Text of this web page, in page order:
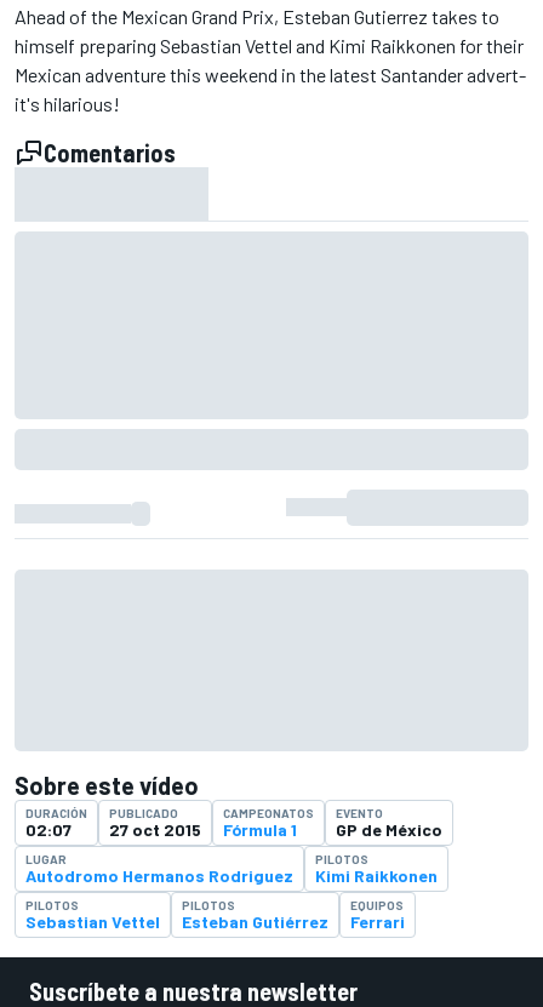
Ahead of the Mexican Grand Prix, Esteban Gutierrez takes to
himself preparing Sebastian Vettel and Kimi Raikkonen for their
Mexican adventure this weekend in the latest Santander advert-
it's hilarious!
Comentarios
Sobre este vídeo
DURACIÓN
02:07
PUBLICADO
27 oct 2015
CAMPEONATOS
Fórmula 1
EVENTO
GP de México
LUGAR
Autodromo Hermanos Rodriguez
PILOTOS
Kimi Raikkonen
PILOTOS
Sebastian Vettel
PILOTOS
Esteban Gutiérrez
EQUIPOS
Ferrari
Suscríbete a nuestra newsletter